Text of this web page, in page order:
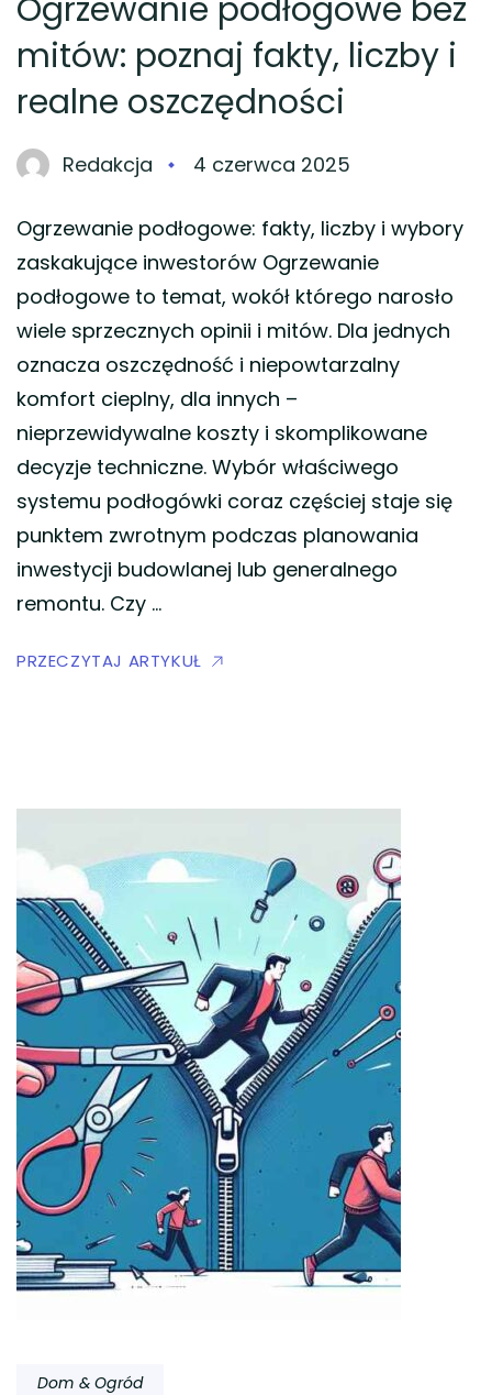
Ogrzewanie podłogowe bez
mitów: poznaj fakty, liczby i
realne oszczędności
Redakcja 4 czerwca 2025
Ogrzewanie podłogowe: fakty, liczby i wybory
zaskakujące inwestorów Ogrzewanie
podłogowe to temat, wokół którego narosło
wiele sprzecznych opinii i mitów. Dla jednych
oznacza oszczędność i niepowtarzalny
komfort cieplny, dla innych –
nieprzewidywalne koszty i skomplikowane
decyzje techniczne. Wybór właściwego
systemu podłogówki coraz częściej staje się
punktem zwrotnym podczas planowania
inwestycji budowlanej lub generalnego
remontu. Czy …
PRZECZYTAJ ARTYKUŁ
Dom & Ogród